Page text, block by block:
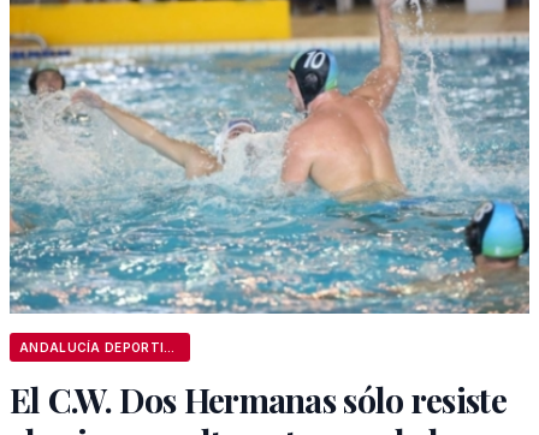
El C.W. Dos Hermanas sólo resiste